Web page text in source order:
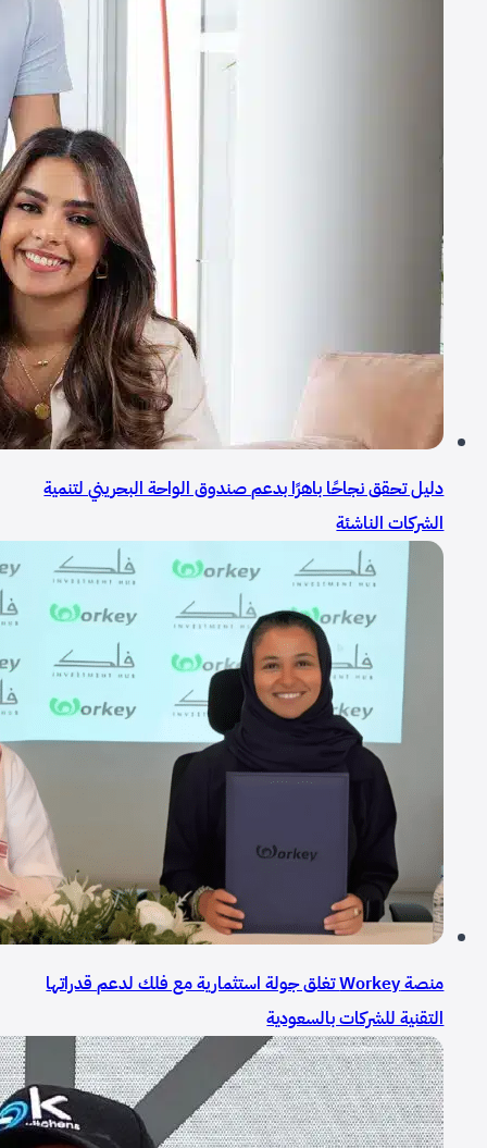
دليل تحقق نجاحًا باهرًا بدعم صندوق الواحة البحريني لتنمية
الشركات الناشئة
منصة Workey تغلق جولة استثمارية مع فلك لدعم قدراتها
التقنية للشركات بالسعودية